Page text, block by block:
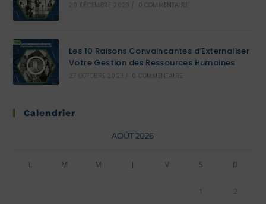
20 DÉCEMBRE 2023 0 COMMENTAIRE
Les 10 Raisons Convaincantes d’Externaliser
Votre Gestion des Ressources Humaines
27 OCTOBRE 2023 0 COMMENTAIRE
Calendrier
AOÛT 2026
L M M J V S D
1 2